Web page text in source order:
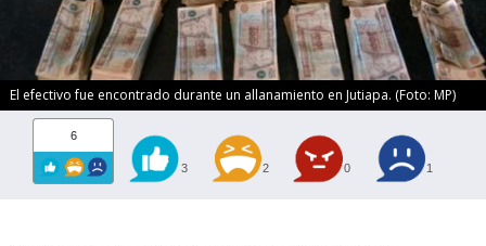
El efectivo fue encontrado durante un allanamiento en Jutiapa. (Foto: MP)
6
3 2 0 1